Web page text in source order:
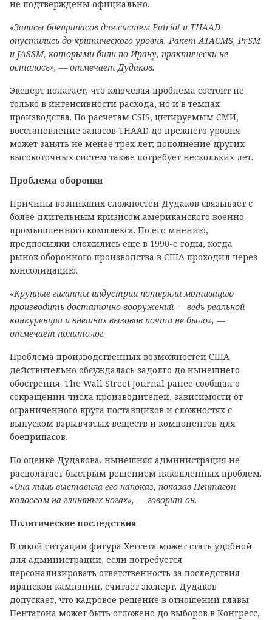
не подтверждены официально.
«Запасы боеприпасов для систем Patriot и THAAD
опустились до критического уровня. Ракет ATACMS, PrSM
и JASSM, которыми били по Ирану, практически не
осталось», — отмечает Дудаков.
Эксперт полагает, что ключевая проблема состоит не
только в интенсивности расхода, но и в темпах
производства. По расчетам CSIS, цитируемым СМИ,
восстановление запасов THAAD до прежнего уровня
может занять не менее трех лет; пополнение других
высокоточных систем также потребует нескольких лет.
Проблема оборонки
Причины возникших сложностей Дудаков связывает с
более длительным кризисом американского военно-
промышленного комплекса. По его мнению,
предпосылки сложились еще в 1990-е годы, когда
рынок оборонного производства в США проходил через
консолидацию.
«Крупные гиганты индустрии потеряли мотивацию
производить достаточно вооружений — ведь реальной
конкуренции и внешних вызовов почти не было», —
отмечает политолог.
Проблема производственных возможностей США
действительно обсуждалась задолго до нынешнего
обострения. The Wall Street Journal ранее сообщал о
сокращении числа производителей, зависимости от
ограниченного круга поставщиков и сложностях с
выпуском взрывчатых веществ и компонентов для
боеприпасов.
По оценке Дудакова, нынешняя администрация не
располагает быстрым решением накопленных проблем.
«Она лишь выставила его напоказ, показав Пентагон
колоссом на глиняных ногах», — говорит он.
Политические последствия
В такой ситуации фигура Хегсета может стать удобной
для администрации, если потребуется
персонализировать ответственность за последствия
иранской кампании, считает эксперт. Дудаков
допускает, что кадровое решение в отношении главы
Пентагона может быть отложено до выборов в Конгресс,